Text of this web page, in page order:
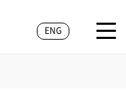
ENG